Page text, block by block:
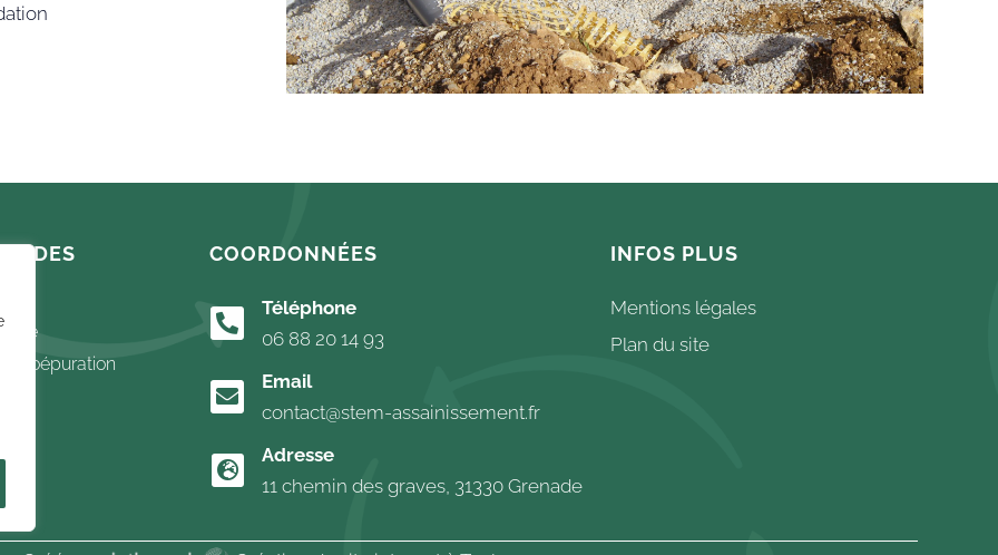
COORDONNÉES

Téléphone
06 88 20 14 93

Email
contact@stem-assainissement.fr

Adresse
11 chemin des graves, 31330 Grenade
INFOS PLUS
Mentions légales
Plan du site